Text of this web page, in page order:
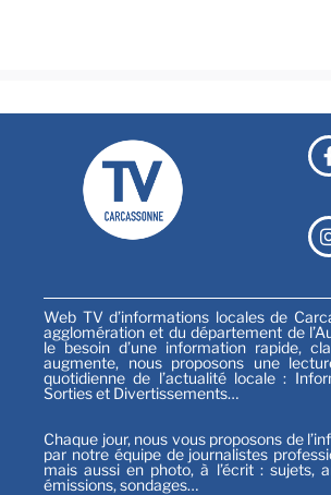
Web TV d’informations locales de
agglomération et du département de
le besoin d’une information rapide,
augmente, nous proposons une
quotidienne de l’actualité locale :
Sorties et Divertissements…
Chaque jour, nous vous proposons de
par notre équipe de journalistes
mais aussi en photo, à l’écrit : sujets,
émissions, sondages…